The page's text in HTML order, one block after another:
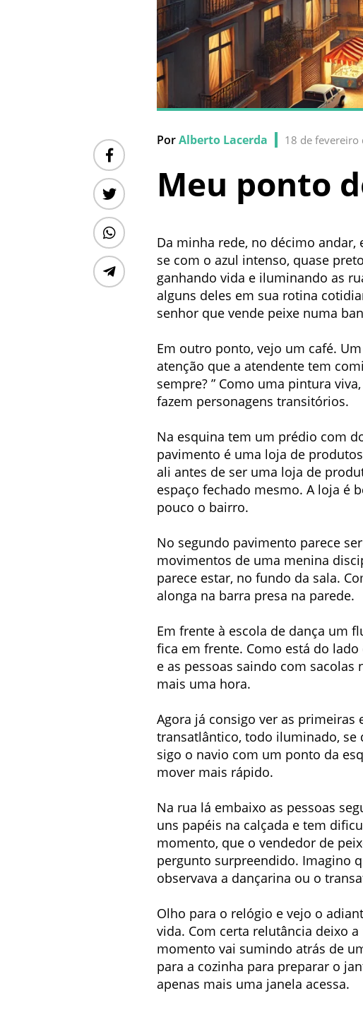
PorAlberto Lacerda 18 de fevereiro
Meu ponto
Da minha rede, no décimo
se com o azul intenso, quase
ganhando vida e iluminando as
alguns deles em sua rotina
senhor que vende peixe numa
Em outro ponto, vejo um café.
atenção que a atendente tem
sempre? ” Como uma pintura
fazem personagens transitórios.
Na esquina tem um prédio com
pavimento é uma loja de
ali antes de ser uma loja de
espaço fechado mesmo. A loja é
pouco o bairro.
No segundo pavimento parece
movimentos de uma menina
parece estar, no fundo da sala.
alonga na barra presa na parede.
Em frente à escola de dança um
fica em frente. Como está do
e as pessoas saindo com
mais uma hora.
Agora já consigo ver as primeiras
transatlântico, todo iluminado, se
sigo o navio com um ponto da
mover mais rápido.
Na rua lá embaixo as pessoas
uns papéis na calçada e tem
momento, que o vendedor de
pergunto surpreendido. Imagino
observava a dançarina ou o
Olho para o relógio e vejo o
vida. Com certa relutância deixo
momento vai sumindo atrás de
para a cozinha para preparar o
apenas mais uma janela acessa.